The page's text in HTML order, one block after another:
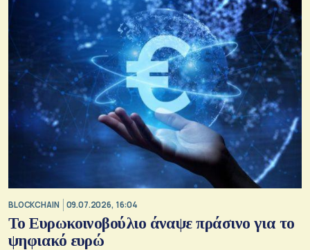
BLOCKCHAIN 09.07.2026, 16:04
Το Ευρωκοινοβούλιο άναψε πράσινο για το
ψηφιακό ευρώ